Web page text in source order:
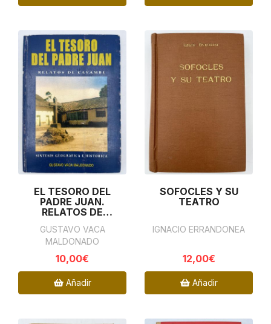
EL TESORO DEL
PADRE JUAN.
RELATOS DE
GUSTAVO VACA
MALDONADO
10,00€
Añadir
SOFOCLES Y SU
TEATRO
IGNACIO ERRANDONEA
12,00€
Añadir